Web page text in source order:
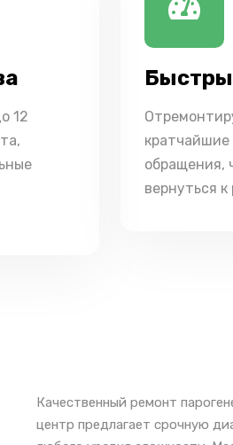
12
кратчайшие
обращения,
вернуться
Качественный ремонт
центр предлагает срочную